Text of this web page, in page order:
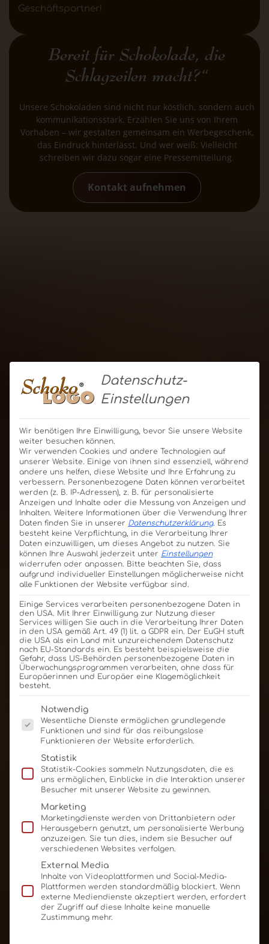
Geschäftspartner!
Bereit für Schokolade, die
Schlagzeilen macht?“
Unsere Schokoladen sind nicht nur köstlich, sondern auch
kommunikationsstark. Erzählen Sie uns von Ihrem
Vorhaben – wir gestalten gemeinsam ein Werbegeschenk,
das Eindruck hinterlässt. Und wer weiß: Vielleicht
schreiben wir dazu sogar eine Pressemitteilung.
Kontakt aufnehmen
Datenschutz-
Einstellungen
Wir benötigen Ihre Einwilligung, bevor Sie unsere Website
weiter besuchen können.
Wir verwenden Cookies und andere Technologien auf
unserer Website. Einige von ihnen sind essenziell, während
andere uns helfen, diese Website und Ihre Erfahrung zu
verbessern. Personenbezogene Daten können verarbeitet
werden (z. B. IP-Adressen), z. B. für personalisierte
Anzeigen und Inhalte oder die Messung von Anzeigen und
Inhalten. Weitere Informationen über die Verwendung Ihrer
Daten finden Sie in unserer Datenschutzerklärung. Es
besteht keine Verpflichtung, in die Verarbeitung Ihrer
Daten einzuwilligen, um dieses Angebot zu nutzen. Sie
können Ihre Auswahl jederzeit unter Einstellungen
widerrufen oder anpassen. Bitte beachten Sie, dass
aufgrund individueller Einstellungen möglicherweise nicht
alle Funktionen der Website verfügbar sind.
Einige Services verarbeiten personenbezogene Daten in
den USA. Mit Ihrer Einwilligung zur Nutzung dieser
Services willigen Sie auch in die Verarbeitung Ihrer Daten
in den USA gemäß Art. 49 (1) lit. a GDPR ein. Der EuGH stuft
die USA als ein Land mit unzureichendem Datenschutz
nach EU-Standards ein. Es besteht beispielsweise die
Gefahr, dass US-Behörden personenbezogene Daten in
Überwachungsprogrammen verarbeiten, ohne dass für
Europäerinnen und Europäer eine Klagemöglichkeit
besteht.
Es folgt eine Liste der Service-Gruppen, für die eine
Notwendig
Wesentliche Dienste ermöglichen grundlegende
Funktionen und sind für das reibungslose
Funktionieren der Website erforderlich.
Statistik
Statistik-Cookies sammeln Nutzungsdaten, die es
uns ermöglichen, Einblicke in die Interaktion unserer
Besucher mit unserer Website zu gewinnen.
Marketing
Marketingdienste werden von Drittanbietern oder
Herausgebern genutzt, um personalisierte Werbung
anzuzeigen. Sie tun dies, indem sie Besucher auf
verschiedenen Websites verfolgen.
External Media
Inhalte von Videoplattformen und Social-Media-
Plattformen werden standardmäßig blockiert. Wenn
externe Mediendienste akzeptiert werden, erfordert
der Zugriff auf diese Inhalte keine manuelle
Zustimmung mehr.